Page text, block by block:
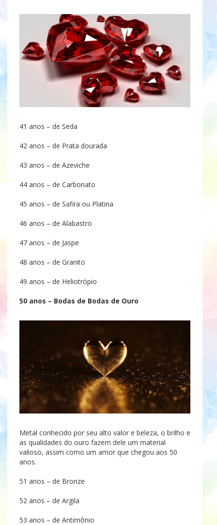
41 anos – de Seda
42 anos – de Prata dourada
43 anos – de Azeviche
44 anos – de Carbonato
45 anos – de Safira ou Platina
46 anos – de Alabastro
47 anos – de Jaspe
48 anos – de Granito
49 anos – de Heliotrópio
50 anos – Bodas de Bodas de Ouro
Metal conhecido por seu alto valor e beleza, o brilho e
as qualidades do ouro fazem dele um material
valioso, assim como um amor que chegou aos 50
anos.
51 anos – de Bronze
52 anos – de Argila
53 anos – de Antimônio